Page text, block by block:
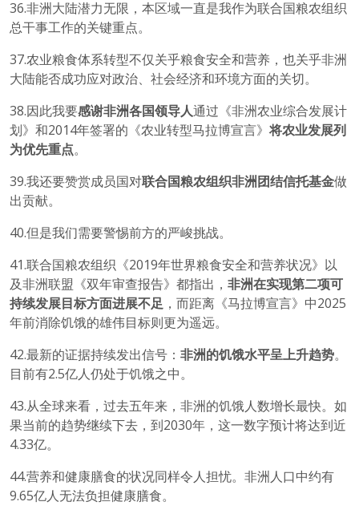
36.非洲大陆潜力无限，本区域一直是我作为联合国粮农组织
总干事工作的关键重点。
37.农业粮食体系转型不仅关乎粮食安全和营养，也关乎非洲
大陆能否成功应对政治、社会经济和环境方面的关切。
38.因此我要感谢非洲各国领导人通过《非洲农业综合发展计
划》和2014年签署的《农业转型马拉博宣言》将农业发展列
为优先重点。
39.我还要赞赏成员国对联合国粮农组织非洲团结信托基金做
出贡献。
40.但是我们需要警惕前方的严峻挑战。
41.联合国粮农组织《2019年世界粮食安全和营养状况》以
及非洲联盟《双年审查报告》都指出， 非洲在实现第二项可
持续发展目标方面进展不足 ，而距离《马拉博宣言》中2025
年前消除饥饿的雄伟目标则更为遥远。
42.最新的证据持续发出信号： 非洲的饥饿水平呈上升趋势。
目前有2.5亿人仍处于饥饿之中。
43.从全球来看，过去五年来，非洲的饥饿人数增长最快。如
果当前的趋势继续下去，到2030年，这一数字预计将达到近
4.33亿。
44.营养和健康膳食的状况同样令人担忧。非洲人口中约有
9.65亿人无法负担健康膳食。